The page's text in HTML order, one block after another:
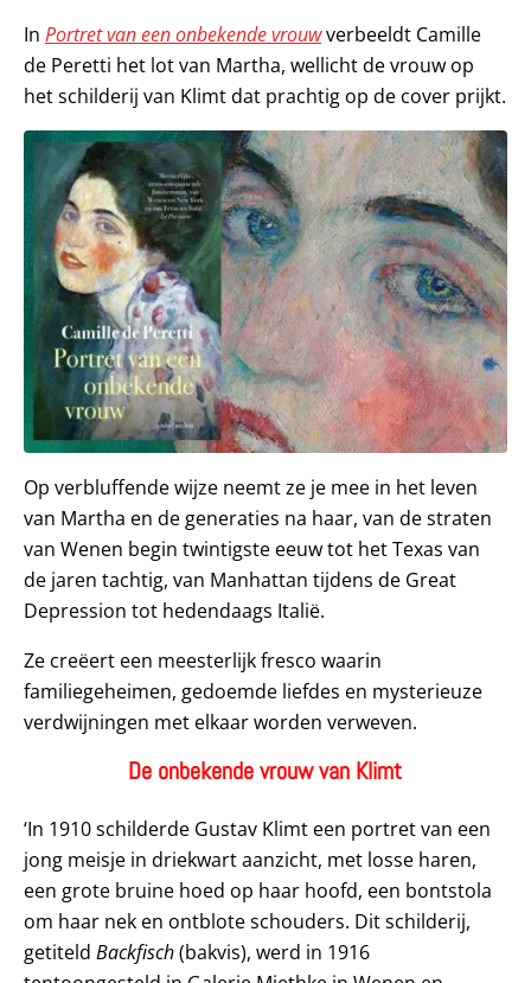
In Portret van een onbekende vrouwverbeeldt Camille
de Peretti het lot van Martha, wellicht de vrouw op
het schilderij van Klimt dat prachtig op de cover prijkt.
Op verbluffende wijze neemt ze je mee in het leven
van Martha en de generaties na haar, van de straten
van Wenen begin twintigste eeuw tot het Texas van
de jaren tachtig, van Manhattan tijdens de Great
Depression tot hedendaags Italië.
Ze creëert een meesterlijk fresco waarin
familiegeheimen, gedoemde liefdes en mysterieuze
verdwijningen met elkaar worden verweven.
De onbekende vrouw van Klimt
‘In 1910 schilderde Gustav Klimt een portret van een
jong meisje in driekwart aanzicht, met losse haren,
een grote bruine hoed op haar hoofd, een bontstola
om haar nek en ontblote schouders. Dit schilderij,
getiteld Backfisch(bakvis), werd in 1916